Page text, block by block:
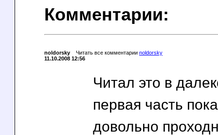
Комментарии:
noldorsky Читать все комментарии noldorsky
11.10.2008 12:56
Читал это в
первая часть
довольно